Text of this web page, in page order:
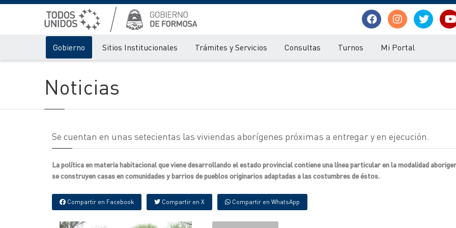
Gobierno Sitios Institucionales Trámites y Servicios Consultas Turnos Mi Portal
Noticias
Se cuentan en unas setecientas las viviendas aborígenes próximas a entregar y en ejecución.
La política en materia habitacional que viene desarrollando el estado provincial contiene una línea particular en la modalidad
se construyen casas en comunidades y barrios de pueblos originarios adaptadas a las costumbres de éstos.
Compartir en Facebook Compartir en X Compartir en WhatsApp